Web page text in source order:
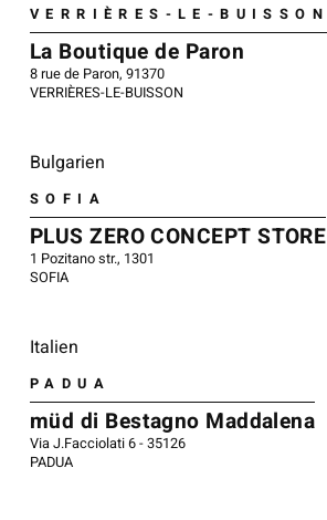
VERRIÈRES-LE-BUISSON
La Boutique de Paron
8 rue de Paron, 91370
VERRIÈRES-LE-BUISSON
Bulgarien
SOFIA
PLUS ZERO CONCEPT STORE
1 Pozitano str., 1301
SOFIA
Italien
PADUA
müd di Bestagno Maddalena
Via J.Facciolati 6 - 35126
PADUA